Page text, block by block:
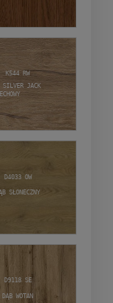
Silver Jack
K544 RW
Słoneczny
D4033 OW
Dąb Wotan
D9118 SE